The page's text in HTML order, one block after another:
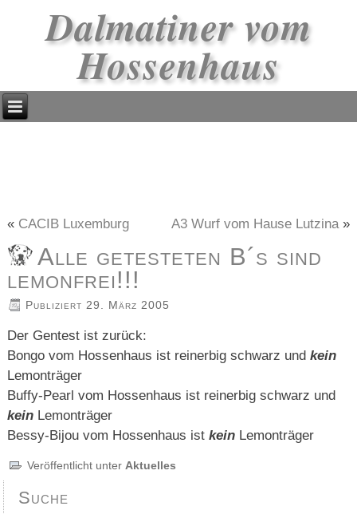
Dalmatiner vom
Hossenhaus
« CACIB Luxemburg A3 Wurf vom Hause Lutzina»
Alle getesteten B´s sind
lemonfrei!!!
Publiziert 29. März 2005
Der Gentest ist zurück:
Bongo vom Hossenhaus ist reinerbig schwarz und kein
Lemonträger
Buffy-Pearl vom Hossenhaus ist reinerbig schwarz und
kein Lemonträger
Bessy-Bijou vom Hossenhaus istkein Lemonträger
Veröffentlicht unter Aktuelles
Suche